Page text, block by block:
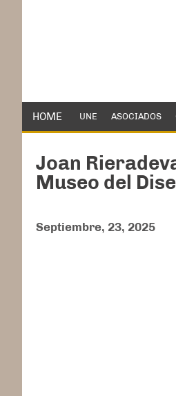
HOME UNE ASOCIADOS
Joan
Museo del
Septiembre, 23, 2025